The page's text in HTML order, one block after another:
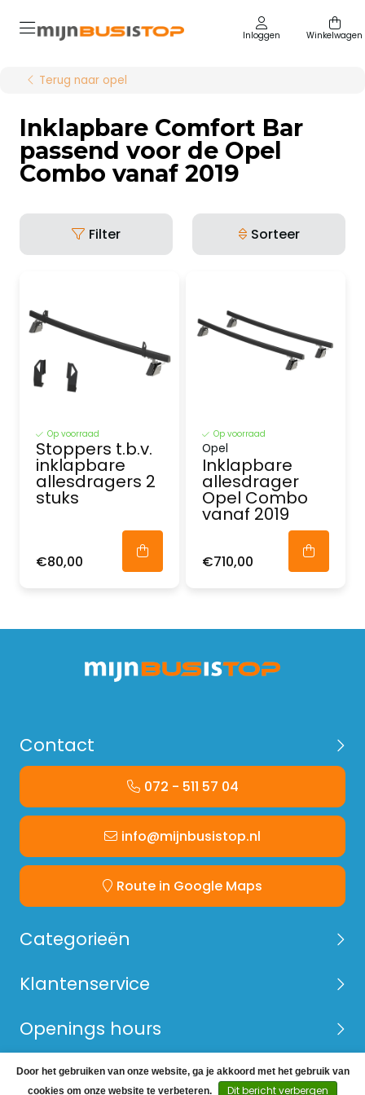
Inloggen Winkelwagen
Terug naar opel
Inklapbare Comfort Bar
passend voor de Opel
Combo vanaf 2019
Filter Sorteer
Op voorraad
Stoppers t.b.v.
inklapbare
allesdragers 2
stuks
€80,00
Op voorraad
Opel
Inklapbare
allesdrager
Opel Combo
vanaf 2019
€710,00
Contact
072 - 511 57 04
info@mijnbusistop.nl
Route in Google Maps
Categorieën
Klantenservice
Openings hours
© Copyright 2026 Mijn Bus is Top -Webshop laten
Door het gebruiken van onze website, ga je akkoord met het gebruik van
cookies om onze website te verbeteren.
Dit bericht verbergen